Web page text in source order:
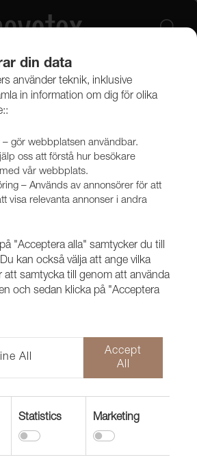
Outlet Möbeltyger
0408 Steel
din data
använder teknik, inklusive
in information om dig för olika
– gör webbplatsen användbar.
oss att förstå hur besökare
vår webbplats.
– Används av annonsörer för att
visa relevanta annonser i andra
"Acceptera alla" samtycker du till
kan också välja att ange vilka
att samtycka till genom att använda
och sedan klicka på "Acceptera
All
Accept
All
Statistics Marketing